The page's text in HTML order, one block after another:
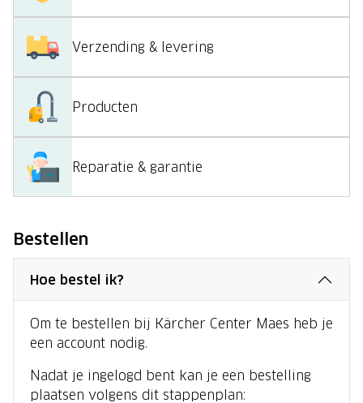
Verzending & levering
Producten
Reparatie & garantie
Bestellen
Hoe bestel ik?
Om te bestellen bij Kärcher Center Maes heb je
een account nodig.
Nadat je ingelogd bent kan je een bestelling
plaatsen volgens dit stappenplan: